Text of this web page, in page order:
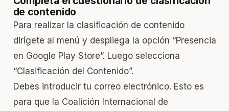
de contenido
Para realizar la clasificación de contenido
dirígete al menú y despliega la opción “Presencia
en Google Play Store”. Luego selecciona
“Clasificación del Contenido”.
Debes introducir tu correo electrónico. Esto es
para que la Coalición Internacional de